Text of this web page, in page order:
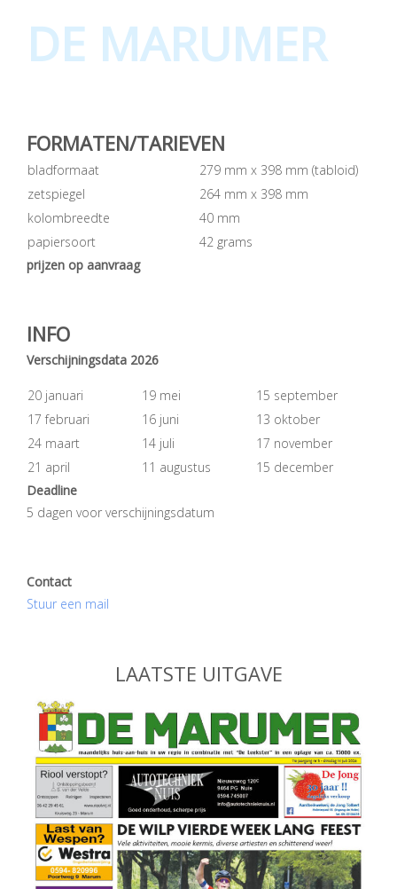
DE MARUMER
FORMATEN/TARIEVEN
bladformaat
279 mm x 398 mm (tabloid)
zetspiegel
264 mm x 398 mm
kolombreedte
40 mm
papiersoort
42 grams
prijzen op aanvraag
INFO
Verschijningsdata 2026
20 januari 19 mei
15 september
17 februari
16 juni
13 oktober
24 maart
14 juli
17 november
21 april
11 augustus
15 december
Deadline
5 dagen voor verschijningsdatum
Contact
Stuur een mail
LAATSTE UITGAVE